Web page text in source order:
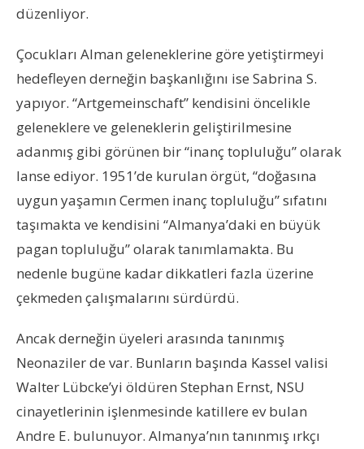
düzenliyor.
Çocukları Alman geleneklerine göre yetiştirmeyi
hedefleyen derneğin başkanlığını ise Sabrina S.
yapıyor. “Artgemeinschaft” kendisini öncelikle
geleneklere ve geleneklerin geliştirilmesine
adanmış gibi görünen bir “inanç topluluğu” olarak
lanse ediyor. 1951’de kurulan örgüt, “doğasına
uygun yaşamın Cermen inanç topluluğu” sıfatını
taşımakta ve kendisini “Almanya’daki en büyük
pagan topluluğu” olarak tanımlamakta. Bu
nedenle bugüne kadar dikkatleri fazla üzerine
çekmeden çalışmalarını sürdürdü.
Ancak derneğin üyeleri arasında tanınmış
Neonaziler de var. Bunların başında Kassel valisi
Walter Lübcke’yi öldüren Stephan Ernst, NSU
cinayetlerinin işlenmesinde katillere ev bulan
Andre E. bulunuyor. Almanya’nın tanınmış ırkçı